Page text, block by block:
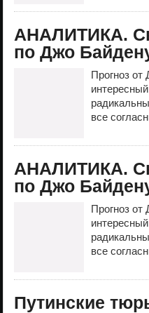
АНАЛИТИКА.
по Джо
Прогноз от
все
АНАЛИТИКА.
по Джо
Прогноз от
все
Путинские